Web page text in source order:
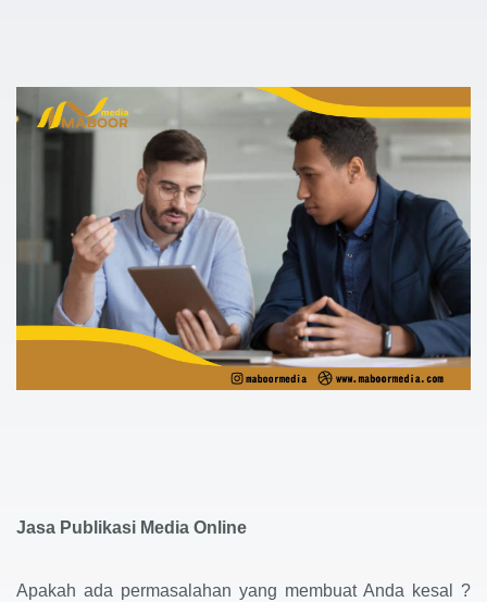
Jasa Publikasi Media Online
Apakah ada permasalahan yang membuat Anda kesal ?